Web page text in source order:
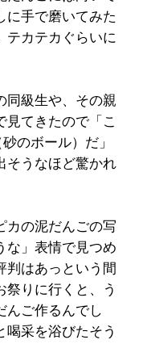
に手で磨いてみた
テカテカぐらいに
同級生や、その親
見てきたので「こ
のボール）だ」
そうなほど驚かれ
カの泥だんごの写
な」表情で見つめ
判はあっという間
祭りに行くと、う
んご作るんでし
采を浴びたそう